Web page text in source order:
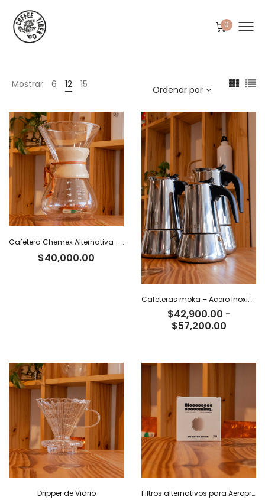
0
Mostrar 6 12 15 Ordenar por
Cafetera Chemex Alternativa – 800 ml
$40,000.00
Cafeteras moka – Acero Inoxidable
$42,900.00 -
$57,200.00Rango
desde
hasta
Dripper de Vidrio Filtros alternativos para Aeropress x 100 u.